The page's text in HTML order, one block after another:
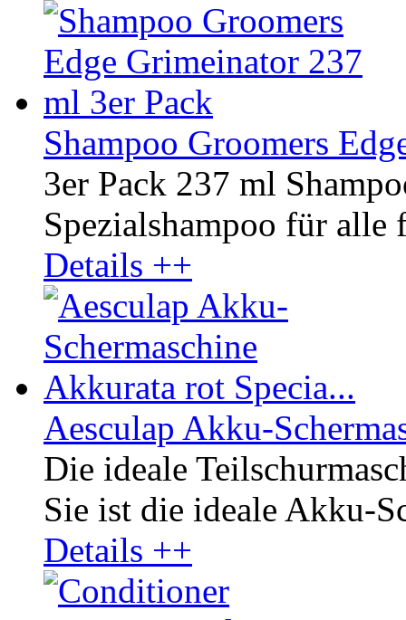
Shampoo Groomers
3er Pack 237 ml
Spezialshampoo für alle
Details ++
Aesculap Akku-
Die ideale
Sie ist die ideale Akku-
Details ++